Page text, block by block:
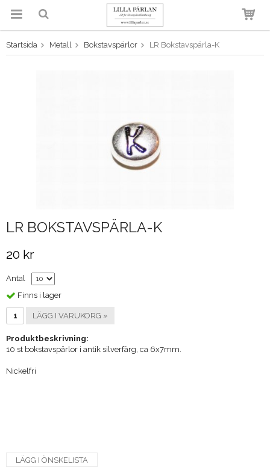
Produkten har blivit tillagd i
varukorgen
Startsida Metall Bokstavspärlor LR Bokstavspärla-K
LR BOKSTAVSPÄRLA-K
20 kr
Antal
Finns i lager
LÄGG I VARUKORG »
Produktbeskrivning:
10 st bokstavspärlor i antik silverfärg, ca 6x7mm.
Nickelfri
LÄGG I ÖNSKELISTA